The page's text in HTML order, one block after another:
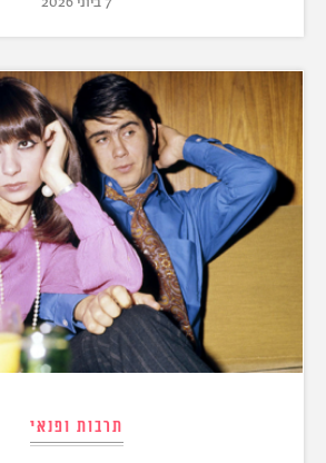
תרבות ופנאי